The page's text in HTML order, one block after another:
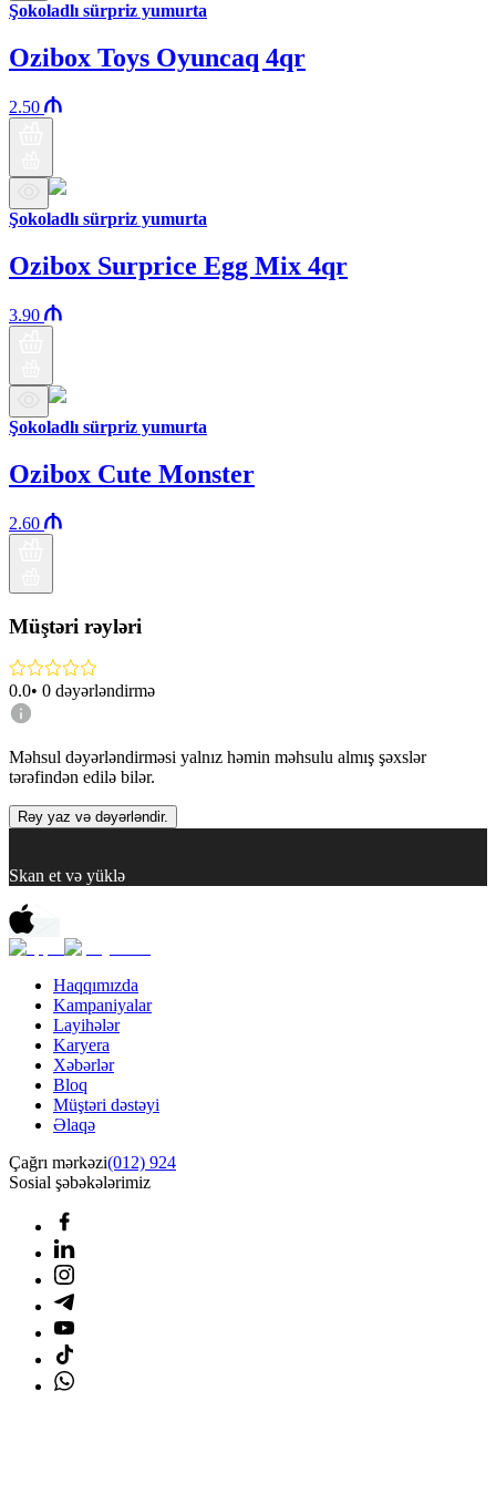
Şokoladlı sürpriz yumurta
Ozibox Toys Oyuncaq 4qr
2.50
Şokoladlı sürpriz yumurta
Ozibox Surprice Egg Mix 4qr
3.90
Şokoladlı sürpriz yumurta
Ozibox Cute Monster
2.60
Müştəri rəyləri
0.0• 0 dəyərləndirmə
Məhsul dəyərləndirməsi yalnız həmin məhsulu almış şəxslər
tərəfindən edilə bilər.
Rəy yaz və dəyərləndir.
Skan et və yüklə
Haqqımızda
Kampaniyalar
Layihələr
Karyera
Xəbərlər
Bloq
Müştəri dəstəyi
Əlaqə
Çağrı mərkəzi(012) 924
Sosial şəbəkələrimiz